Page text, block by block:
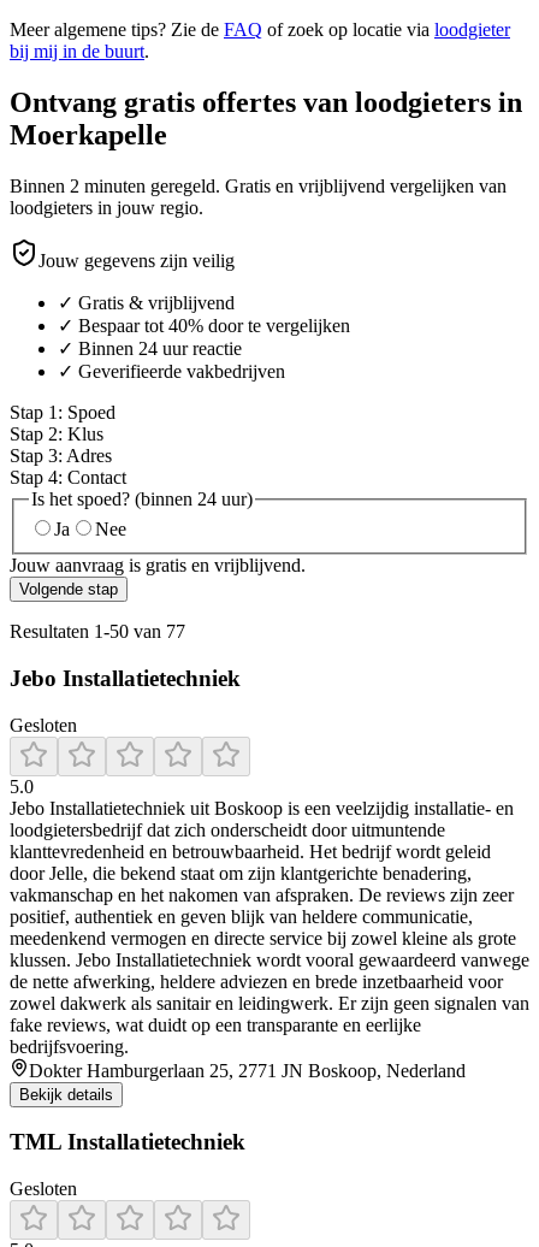
Meer algemene tips? Zie de FAQ of zoek op locatie via loodgieter
bij mij in de buurt.
Ontvang gratis offertes van loodgieters in
Moerkapelle
Binnen 2 minuten geregeld. Gratis en vrijblijvend vergelijken van
loodgieters in jouw regio.
Jouw gegevens zijn veilig
✓ Gratis & vrijblijvend
✓ Bespaar tot 40% door te vergelijken
✓ Binnen 24 uur reactie
✓ Geverifieerde vakbedrijven
Stap 1 : Spoed
Stap 2: Klus
Stap 3: Adres
Stap 4: Contact
Is het spoed? (binnen 24 uur)
Ja
Nee
Jouw aanvraag is gratis en vrijblijvend.
Volgende stap
Resultaten 1-50 van 77
Jebo Installatietechniek
Gesloten
5.0
Jebo Installatietechniek uit Boskoop is een veelzijdig installatie- en
loodgietersbedrijf dat zich onderscheidt door uitmuntende
klanttevredenheid en betrouwbaarheid. Het bedrijf wordt geleid
door Jelle, die bekend staat om zijn klantgerichte benadering,
vakmanschap en het nakomen van afspraken. De reviews zijn zeer
positief, authentiek en geven blijk van heldere communicatie,
meedenkend vermogen en directe service bij zowel kleine als grote
klussen. Jebo Installatietechniek wordt vooral gewaardeerd vanwege
de nette afwerking, heldere adviezen en brede inzetbaarheid voor
zowel dakwerk als sanitair en leidingwerk. Er zijn geen signalen van
fake reviews, wat duidt op een transparante en eerlijke
bedrijfsvoering.
Dokter Hamburgerlaan 25, 2771 JN Boskoop, Nederland
Bekijk details
TML Installatietechniek
Gesloten